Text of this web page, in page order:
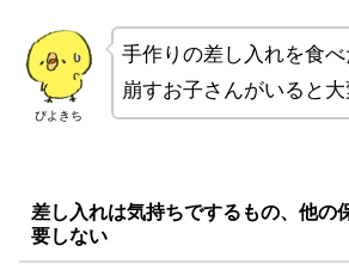
ぴよきち
手作りの差し入れを食
崩すお子さんがいると
差し入れは気持ちでするもの、他の
要しない